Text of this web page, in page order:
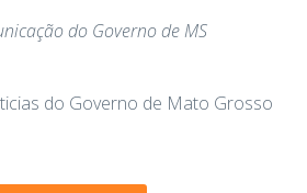
do Governo de MS
do Governo de Mato Grosso